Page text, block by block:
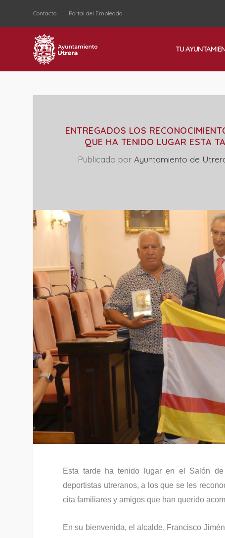
Contacto Portal del Empleado
TU
ENTREGADOS LOS
QUE HA TENIDO LUGAR ESTA
Publicado por Ayuntamiento de
Esta tarde ha tenido lugar en el Salón
deportistas utreranos, a los que se les
cita familiares y amigos que han querido
En su bienvenida, el alcalde, Francisco